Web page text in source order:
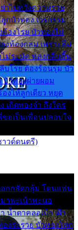
าไปหวังความรวย
กบัวทอง เวรกรรม
องโรย บัวทองไม่
งท้องกลม เพราะลืม
ไม่ระมัด หลงกลิ่นลิ้น
บโรย ต้องร้อนรุม บัว
วทองผ่ายผอม
งไห้ลูกเดียว หยุด
เถิดทองจ๋า ถึงใคร
ขอเป็นเพื่อนปลอบใจ
าวด์ดนตรี)
อกกลัดกลุ้ม โดนแฟน
าพะเน้าพะนอ
น้ำตาคลอเบ้า เฝ้า
งระรวย บัวทองโศก